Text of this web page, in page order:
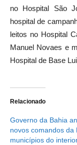
no Hospital São
hospital de
leitos no Hospital
Manuel Novaes e
Hospital de Base
Relacionado
Governo da Bahia
novos comandos da
municípios do